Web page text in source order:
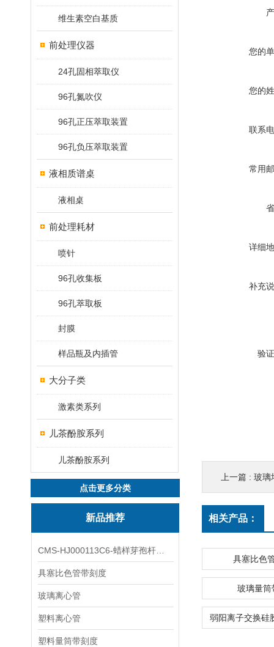
维生素空白基质
前处理仪器
24孔固相萃取仪
96孔氮吹仪
96孔正压萃取装置
96孔负压萃取装置
液相质谱桌
液相桌
前处理耗材
喷针
96孔收集板
96孔萃取板
封膜
样品瓶及内插管
大分子类
激素类系列
儿茶酚胺系列
儿茶酚胺系列
点击更多分类
新品推荐
具塞比色管带刻度
玻璃离心管
塑料离心管
塑料量筒带刻度
您的
您的
联系
常用
详细
补充
验
上一篇 : 玻璃
相关产品：
具塞比色
玻璃量筒